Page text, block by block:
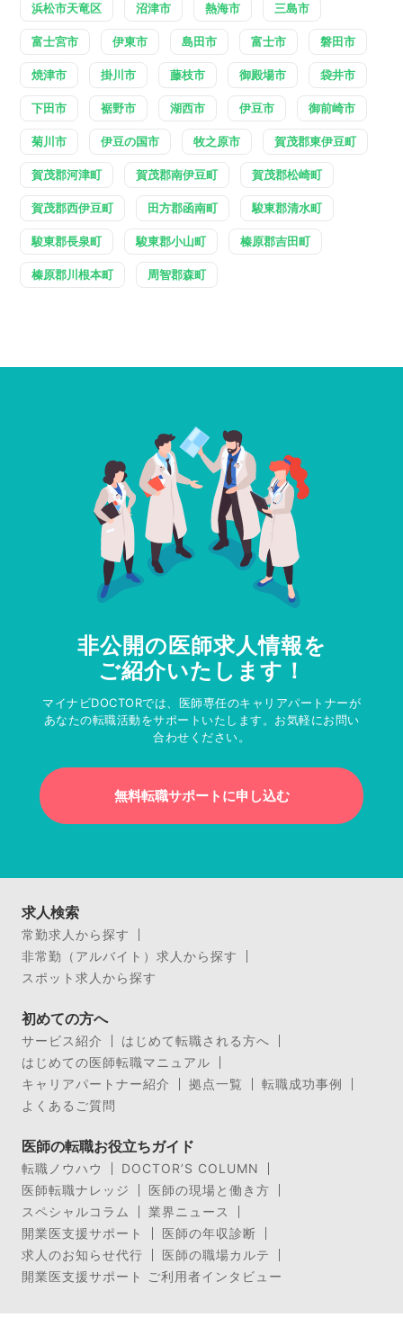
浜松市天竜区 沼津市 熱海市 三島市
富士宮市 伊東市 島田市 富士市 磐田市
焼津市 掛川市 藤枝市 御殿場市 袋井市
下田市 裾野市 湖西市 伊豆市 御前崎市
菊川市 伊豆の国市 牧之原市 賀茂郡東伊豆町
賀茂郡河津町 賀茂郡南伊豆町 賀茂郡松崎町
賀茂郡西伊豆町 田方郡函南町 駿東郡清水町
駿東郡長泉町 駿東郡小山町 榛原郡吉田町
榛原郡川根本町 周智郡森町
非公開の医師求人情報を
ご紹介いたします！
マイナビDOCTORでは、医師専任のキャリアパートナーが
あなたの転職活動をサポートいたします。お気軽にお問い
合わせください。
無料転職サポートに申し込む
求人検索
常勤求人から探す
非常勤（アルバイト）求人から探す
スポット求人から探す
初めての方へ
サービス紹介
はじめて転職される方へ
はじめての医師転職マニュアル
キャリアパートナー紹介
拠点一覧
転職成功事例
よくあるご質問
医師の転職お役立ちガイド
転職ノウハウ
DOCTOR’S COLUMN
医師転職ナレッジ
医師の現場と働き方
スペシャルコラム
業界ニュース
開業医支援サポート
医師の年収診断
求人のお知らせ代行
医師の職場カルテ
開業医支援サポート ご利用者インタビュー